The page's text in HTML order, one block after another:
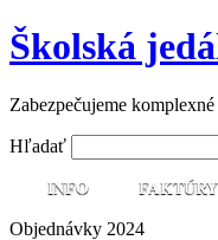
Školská
Zabezpečujeme
Hľadať
INFO FAKTÚRY
Objednávky 2024